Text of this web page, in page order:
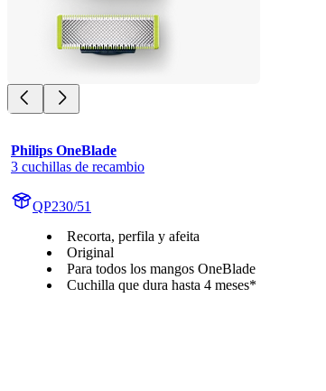
Philips OneBlade
3 cuchillas de recambio
QP230/51
Recorta, perfila y afeita
Original
Para todos los mangos OneBlade
Cuchilla que dura hasta 4 meses*